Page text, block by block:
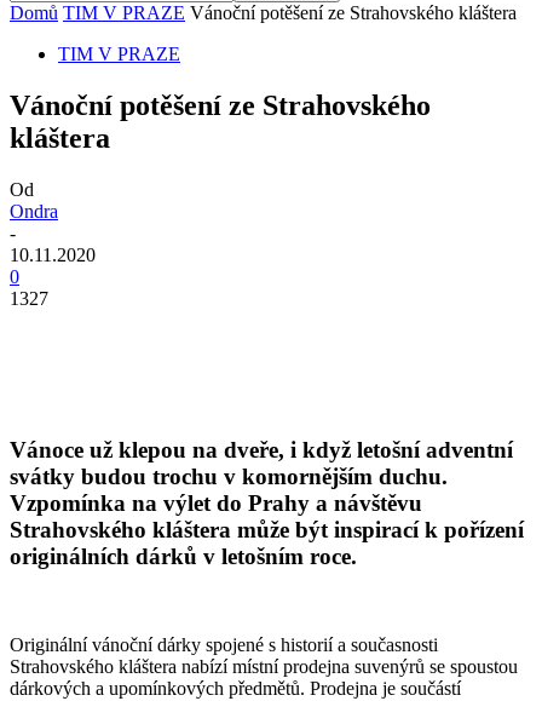
Domů TIM V PRAZE Vánoční potěšení ze Strahovského kláštera
TIM V PRAZE
Vánoční potěšení ze Strahovského
kláštera
Od
Ondra
-
10.11.2020
0
1327
Vánoce už klepou na dveře, i když letošní adventní
svátky budou trochu v komornějším duchu.
Vzpomínka na výlet do Prahy a návštěvu
Strahovského kláštera může být inspirací k pořízení
originálních dárků v letošním roce.
Originální vánoční dárky spojené s historií a současnosti
Strahovského kláštera nabízí místní prodejna suvenýrů se spoustou
dárkových a upomínkových předmětů. Prodejna je součástí